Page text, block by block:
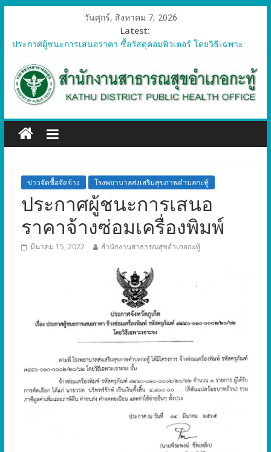
วันศุกร์, สิงหาคม 7, 2026
Latest:
ประกาศผู้ชนะการเสนอราคา ซื้อวัสดุคอมพิวเตอร์ โดยวิธีเฉพาะ
ประกาศผู้ชนะการเสนอราคา จัดซื้อวัสดุทางการแพทย์สำหรับ
โครงการป้องกันควบคุมโรคติดต่อและภัยสุขภาพในแรงงานต่างด้าว
อำเภอกะทู้ ปี 2569
เจาะจง
ประกาศผู้ชนะการเสนอรา ซื้อวัสดุงานบ้านงานครัว โดยวิธีเฉพาะ
เจาะจง
เจาะจงข่าวจัดซื้อจัดจ้าง โรงพยาบาลส่งเสริมสุขภาพตำบลกะทู้
ประกาศผู้ชนะการเสนอ
ราคาจ้างซ่อมเครื่องพิมพ์
มีนาคม 15, 2022 สำนักงานสาธารณสุขอำเภอกะทู้